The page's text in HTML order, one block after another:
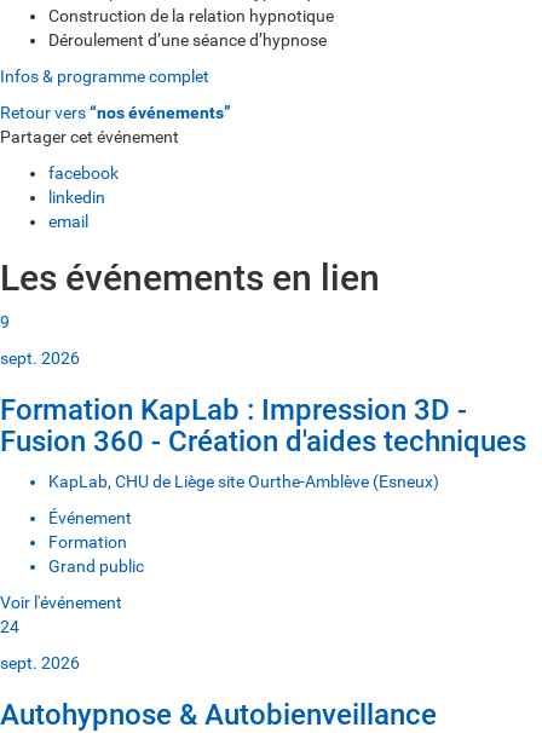
Construction de la relation hypnotique
Déroulement d’une séance d’hypnose
Infos & programme complet
Retour vers“nos événements”
Partager cet événement
facebook
linkedin
email
Les événements en lien
9
sept. 2026
Formation KapLab : Impression 3D -
Fusion 360 - Création d'aides techniques
KapLab, CHU de Liège site Ourthe-Amblève (Esneux)
Événement
Formation
Grand public
Voir l'événement
24
sept. 2026
Autohypnose & Autobienveillance